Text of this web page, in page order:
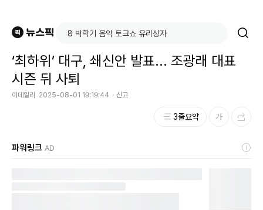
‘최하위’ 대구, 쇄신안 발표... 조광래 대표
시즌 뒤 사퇴
이데일리 2025-08-01 19:19:44 신고
3줄요약
파워링크 AD